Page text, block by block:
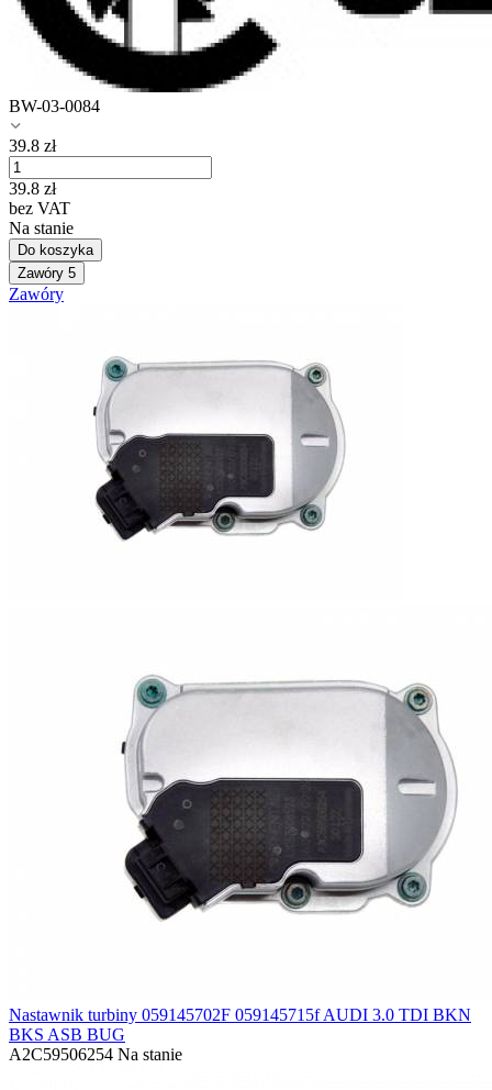
BW-03-0084
39.8 zł
39.8 zł
bez VAT
Na stanie
Do koszyka
Zawóry 5
Zawóry
Nastawnik turbiny 059145702F 059145715f AUDI 3.0 TDI BKN
BKS ASB BUG
A2C59506254 Na stanie